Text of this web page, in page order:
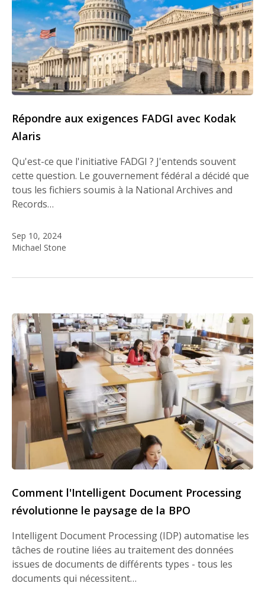
Répondre aux exigences FADGI avec Kodak
Alaris
Qu'est-ce que l'initiative FADGI ? J'entends souvent
cette question. Le gouvernement fédéral a décidé que
tous les fichiers soumis à la National Archives and
Records…
Sep 10, 2024
Michael Stone
Comment l'Intelligent Document Processing
révolutionne le paysage de la BPO
Intelligent Document Processing (IDP) automatise les
tâches de routine liées au traitement des données
issues de documents de différents types - tous les
documents qui nécessitent…